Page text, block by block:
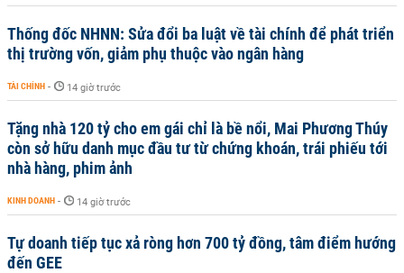
Thống đốc NHNN: Sửa đổi ba luật về tài chính để phát triển
thị trường vốn, giảm phụ thuộc vào ngân hàng
TÀI CHÍNH - 14 giờ trước
Tặng nhà 120 tỷ cho em gái chỉ là bề nổi, Mai Phương Thúy
còn sở hữu danh mục đầu tư từ chứng khoán, trái phiếu tới
nhà hàng, phim ảnh
KINH DOANH - 14 giờ trước
Tự doanh tiếp tục xả ròng hơn 700 tỷ đồng, tâm điểm hướng
đến GEE